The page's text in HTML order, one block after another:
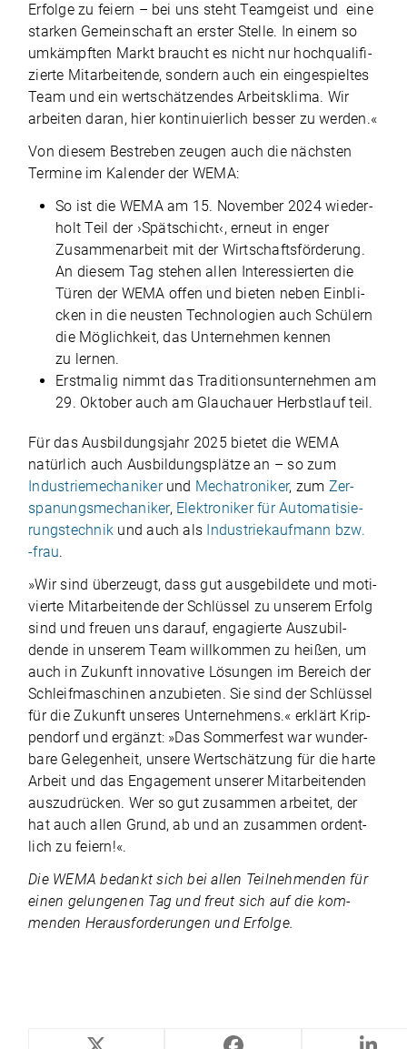
Erfolge zu fei­ern – bei uns steht Team­geist und eine
star­ken Gemein­schaft an ers­ter Stelle. In einem so
umkämpf­ten Markt braucht es nicht nur hoch­qua­li­fi­
zierte Mit­ar­bei­tende, son­dern auch ein ein­ge­spiel­tes
Team und ein wert­schät­zen­des Arbeits­klima. Wir
arbei­ten daran, hier kon­ti­nu­ier­lich bes­ser zu werden.«
Von die­sem Bestre­ben zeu­gen auch die nächs­ten
Ter­mine im Kalen­der der WEMA:
So ist die WEMA am 15. Novem­ber 2024 wie­der­
holt Teil der ›Spät­schicht‹, erneut in enger
Zusam­men­ar­beit mit der Wirt­schafts­för­de­rung.
An die­sem Tag ste­hen allen Inter­es­sier­ten die
Türen der WEMA offen und bie­ten neben Ein­bli­
cken in die neus­ten Tech­no­lo­gien auch Schü­lern
die Mög­lich­keit, das Unter­neh­men ken­nen
zu lernen.
Erst­ma­lig nimmt das Tra­di­ti­ons­un­ter­neh­men am
29. Okto­ber auch am Glauch­auer Herbst­lauf teil.
Für das Aus­bil­dungs­jahr 2025 bie­tet die WEMA
natür­lich auch Aus­bil­dungs­plätze an – so zum
Indus­trie­me­cha­ni­kerund Mecha­tro­ni­ker, zum Zer­
spa­nungs­me­cha­ni­ker, Elek­tro­ni­ker für Auto­ma­ti­sie­
rungs­tech­nik und auch als Indus­trie­kauf­mann bzw.
‑frau.
»Wir sind über­zeugt, dass gut aus­ge­bil­dete und moti­
vierte Mit­ar­bei­tende der Schlüs­sel zu unse­rem Erfolg
sind und freuen uns dar­auf, enga­gierte Aus­zu­bil­
dende in unse­rem Team will­kom­men zu hei­ßen, um
auch in Zukunft inno­va­tive Lösun­gen im Bereich der
Schleif­ma­schi­nen anzu­bie­ten. Sie sind der Schlüs­sel
für die Zukunft unse­res Unter­neh­mens.« erklärt Krip­
pen­dorf und ergänzt: »Das Som­mer­fest war wun­der­
bare Gele­gen­heit, unsere Wert­schät­zung für die harte
Arbeit und das Enga­ge­ment unse­rer Mit­ar­bei­ten­den
aus­zu­drü­cken. Wer so gut zusam­men arbei­tet, der
hat auch allen Grund, ab und an zusam­men ordent­
lich zu feiern!«.
Die WEMA bedankt sich bei allen Teil­neh­men­den für
einen gelun­ge­nen Tag und freut sich auf die kom­
men­den Her­aus­for­de­run­gen und Erfolge.